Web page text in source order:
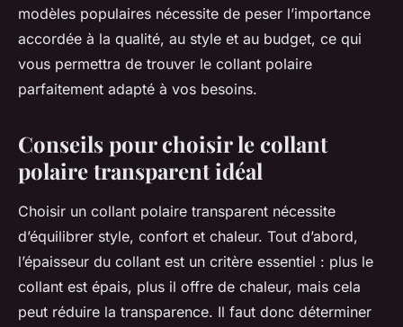
modèles populaires nécessite de peser l’importance
accordée à la qualité, au style et au budget, ce qui
vous permettra de trouver le collant polaire
parfaitement adapté à vos besoins.
Conseils pour choisir le collant
polaire transparent idéal
Choisir un collant polaire transparent nécessite
d’équilibrer style, confort et chaleur. Tout d’abord,
l’épaisseur du collant est un critère essentiel : plus le
collant est épais, plus il offre de chaleur, mais cela
peut réduire la transparence. Il faut donc déterminer